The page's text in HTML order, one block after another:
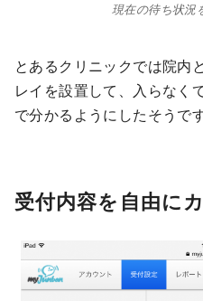
現在の待ち状況
とあるクリニックでは院内
レイを設置して、入らなく
で分かるようにしたそうです
受付内容を自由に